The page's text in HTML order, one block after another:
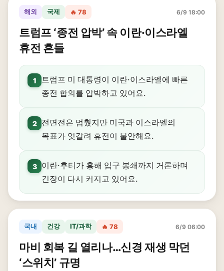
해외 국제 🔥 78 6/9 18:00
트럼프 ‘종전 압박’ 속 이란·이스라엘
휴전 흔들
1
트럼프 미 대통령이 이란·이스라엘에 빠른
종전 합의를 압박하고 있어요.
2
전면전은 멈췄지만 미국과 이스라엘의
목표가 엇갈려 휴전이 불안해요.
3
이란·후티가 홍해 입구 봉쇄까지 거론하며
긴장이 다시 커지고 있어요.
국내 건강 IT/과학 🔥 78 6/9 06:00
마비 회복 길 열리나…신경 재생 막던
‘스위치’ 규명